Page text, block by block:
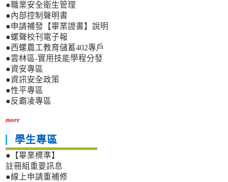
●職業安全衛生管理
●內部控制聲明書
●申請補發【畢業證書】說明
●螺聲校刊電子報
●西螺農工教育儲蓄402專戶
●雲林區-實用技能學程分發
●資安專區
●資訊安全政策
●性平專區
●反霸凌專區
more
學生專區
●【畢業標準】
註冊組重要訊息
●線上申請重補修